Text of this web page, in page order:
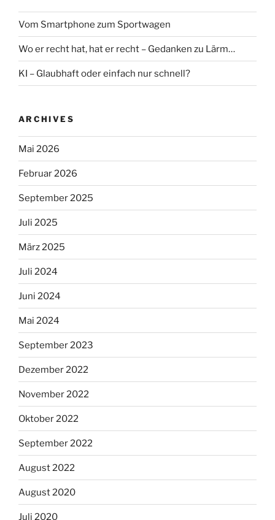
Vom Smartphone zum Sportwagen
Wo er recht hat, hat er recht – Gedanken zu Lärm…
KI – Glaubhaft oder einfach nur schnell?
ARCHIVES
Mai 2026
Februar 2026
September 2025
Juli 2025
März 2025
Juli 2024
Juni 2024
Mai 2024
September 2023
Dezember 2022
November 2022
Oktober 2022
September 2022
August 2022
August 2020
Juli 2020